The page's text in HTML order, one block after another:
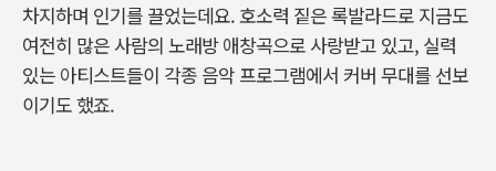
차지하며 인기를 끌었는데요. 호소력 짙은 록발라드로 지금도
여전히 많은 사람의 노래방 애창곡으로 사랑받고 있고, 실력
있는 아티스트들이 각종 음악 프로그램에서 커버 무대를 선보
이기도 했죠.